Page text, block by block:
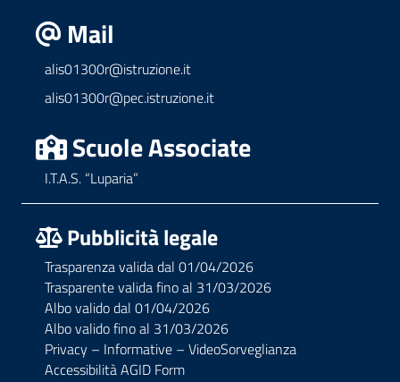
Mail
alis01300r@istruzione.it
alis01300r@pec.istruzione.it
Scuole Associate
I.T.A.S. “Luparia”
Pubblicità legale
Trasparenza valida dal 01/04/2026
Trasparente valida fino al 31/03/2026
Albo valido dal 01/04/2026
Albo valido fino al 31/03/2026
Privacy – Informative – VideoSorveglianza
Accessibilità AGID Form